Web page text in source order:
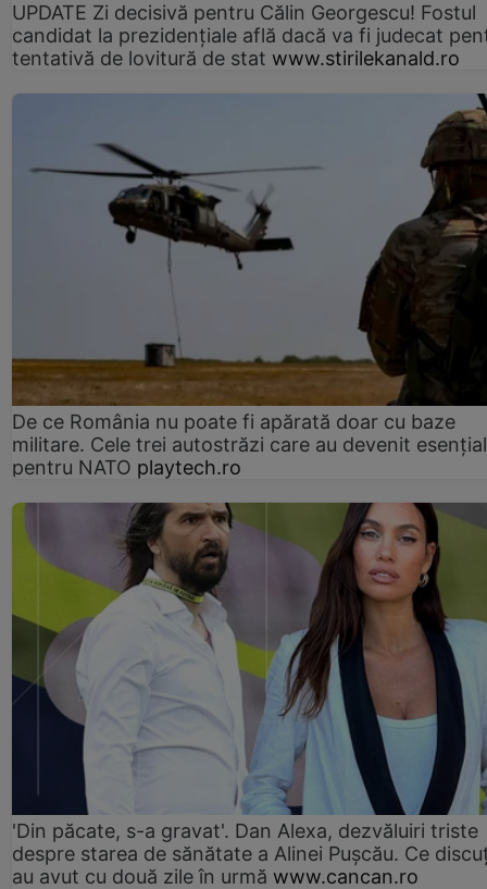
UPDATE Zi decisivă pentru Călin Georgescu! Fostul
candidat la prezidențiale află dacă va fi judecat
tentativă de lovitură de stat www.stirilekanald.ro
De ce România nu poate fi apărată doar cu baze
militare. Cele trei autostrăzi care au devenit
pentru NATO playtech.ro
'Din păcate, s-a gravat'. Dan Alexa, dezvăluiri triste
despre starea de sănătate a Alinei Pușcău. Ce
au avut cu două zile în urmă www.cancan.ro